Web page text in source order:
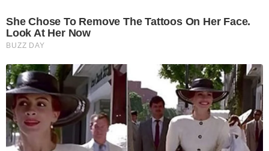
She Chose To Remove The Tattoos On Her Face.
Look At Her Now
BUZZ DAY